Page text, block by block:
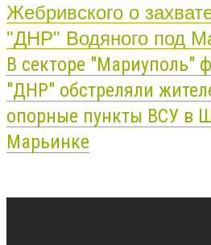
Жебривского о
"ДНР" Водяного под
В секторе "Мариуполь"
"ДНР" обстреляли
опорные пункты ВСУ в
Марьинке